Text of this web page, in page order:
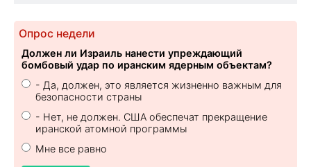
Опрос недели
Должен ли Израиль нанести упреждающий
бомбовый удар по иранским ядерным объектам?
- Да, должен, это является жизненно важным для
безопасности страны
- Нет, не должен. США обеспечат прекращение
иранской атомной программы
Мне все равно